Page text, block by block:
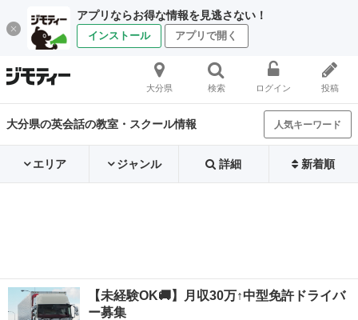
アプリならお得な情報を見逃さない！
インストール アプリで開く
大分県 検索 ログイン 投稿
大分県の英会話の教室・スクール情報 人気キーワード
エリア ジャンル 詳細 新着順
【未経験OK🚚】月収30万↑中型免許ドライバ
ー募集